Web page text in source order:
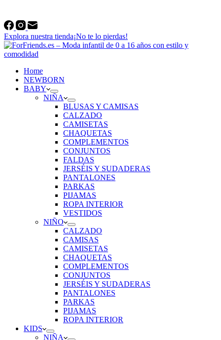
Explora nuestra tienda¡No te lo pierdas!
Home
NEWBORN
BABY
NIÑA
BLUSAS Y CAMISAS
CALZADO
CAMISETAS
CHAQUETAS
COMPLEMENTOS
CONJUNTOS
FALDAS
JERSÉIS Y SUDADERAS
PANTALONES
PARKAS
PIJAMAS
ROPA INTERIOR
VESTIDOS
NIÑO
CALZADO
CAMISAS
CAMISETAS
CHAQUETAS
COMPLEMENTOS
CONJUNTOS
JERSÉIS Y SUDADERAS
PANTALONES
PARKAS
PIJAMAS
ROPA INTERIOR
KIDS
NIÑA